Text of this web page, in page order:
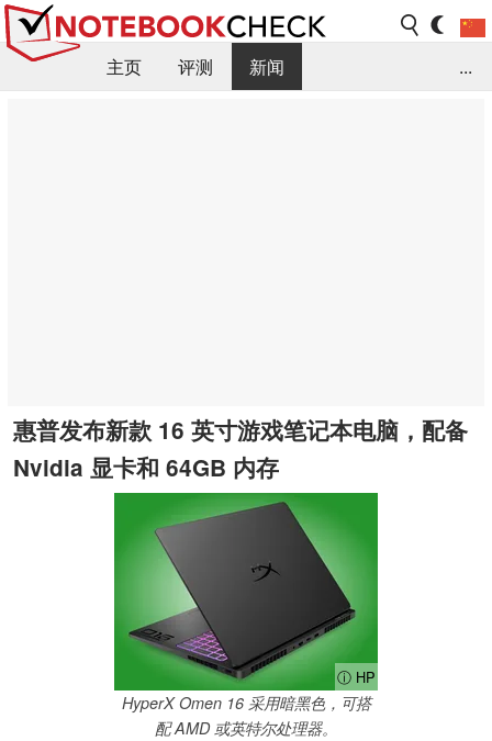
主页 评测
新闻
...
惠普发布新款 16 英寸游戏笔记本电脑，配备
Nvidia 显卡和 64GB 内存
ⓘ HP
HyperX Omen 16 采用暗黑色，可搭
配 AMD 或英特尔处理器。